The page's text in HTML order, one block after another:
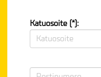
Katuosoite (*):